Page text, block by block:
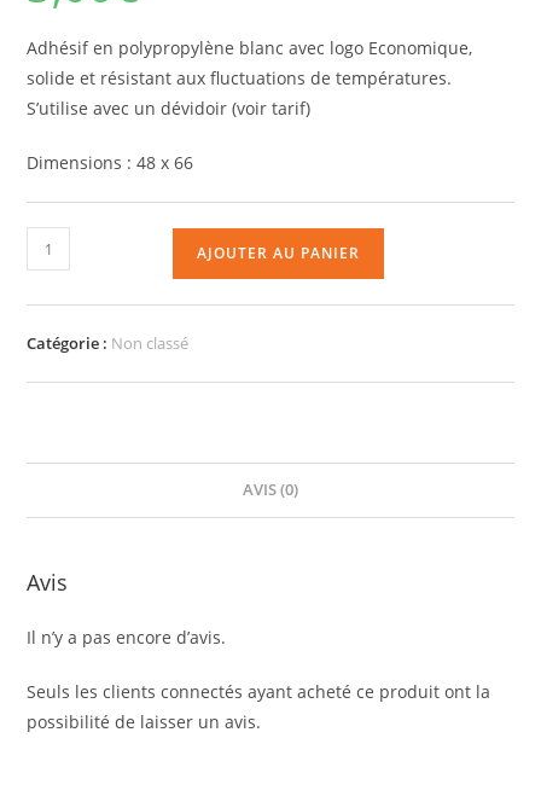
Adhésif en polypropylène blanc avec logo Economique,
solide et résistant aux fluctuations de températures.
S’utilise avec un dévidoir (voir tarif)
Dimensions : 48 x 66
AJOUTER AU PANIER
Catégorie : Non classé
AVIS (0)
Avis
Il n’y a pas encore d’avis.
Seuls les clients connectés ayant acheté ce produit ont la
possibilité de laisser un avis.